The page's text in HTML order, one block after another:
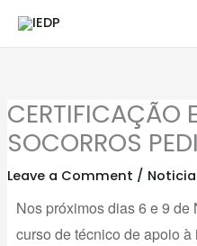
CERTIFICAÇÃO
SOCORROS
Leave a Comment /
Nos próximos dias 6 e 9
curso de técnico de apoio